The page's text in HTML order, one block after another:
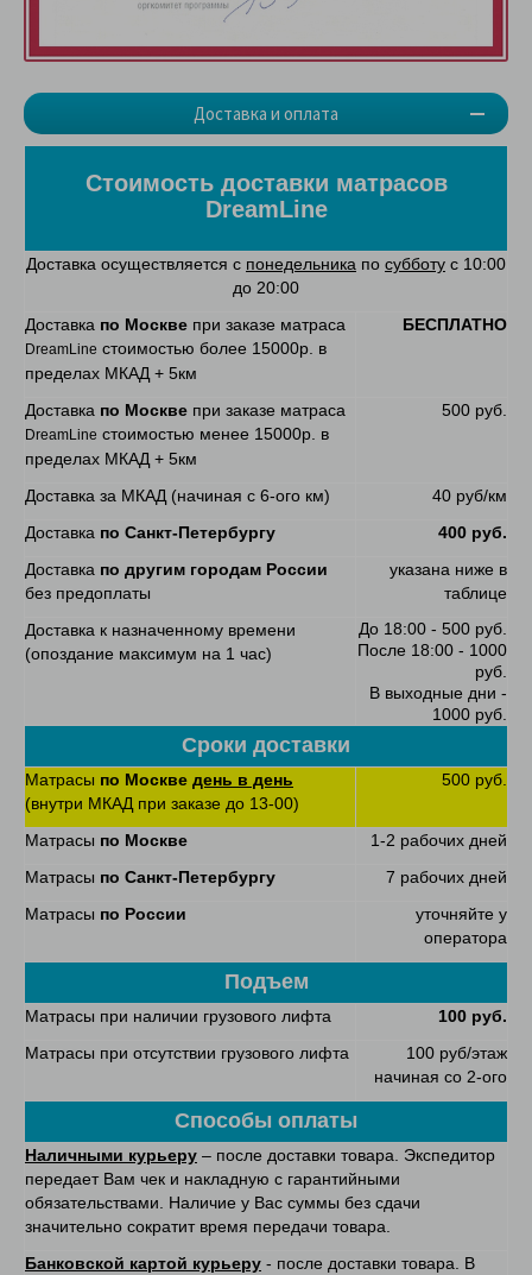
Доставка и оплата
Стоимость доставки матрасов
DreamLine
Доставка осуществляется с понедельника по субботу с 10:00
до 20:00
Доставка по Москве при заказе матраса
DreamLine стоимостью более 15000р. в
пределах МКАД + 5км
БЕСПЛАТНО
Доставка по Москве при заказе матраса
DreamLine стоимостью менее 15000р. в
пределах МКАД + 5км
500 руб.
Доставка за МКАД (начиная с 6-ого км)
40 руб/км
Доставка по Санкт-Петербургу
400 руб.
Доставка по другим городам России
без предоплаты
указана ниже в
таблице
Доставка к назначенному времени
(опоздание максимум на 1 час)
До 18:00 - 500 руб.
После 18:00 - 1000
руб.
В выходные дни -
1000 руб.
Сроки доставки
Матрасы по Москве день в день
(внутри МКАД при заказе до 13-00)
500 руб.
Матрасы по Москве
1-2 рабочих дней
Матрасы по Санкт-Петербургу
7 рабочих дней
Матрасы по России
уточняйте у
оператора
Подъем
Матрасы при наличии грузового лифта
100 руб.
Матрасы при отсутствии грузового лифта
100 руб/этаж
начиная со 2-ого
Способы оплаты
Наличными курьеру – после доставки товара. Экспедитор
передает Вам чек и накладную с гарантийными
обязательствами. Наличие у Вас суммы без сдачи
значительно сократит время передачи товара.
Банковской картой курьеру - после доставки товара. В